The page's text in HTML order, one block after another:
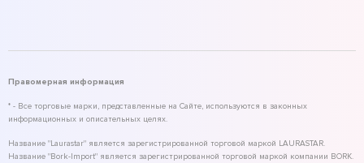
Правомерная информация
* - Все торговые марки, представленные на Сайте, используются в законных
информационных и описательных целях.
Название "Laurastar" является зарегистрированной торговой маркой LAURASTAR.
Название "Bork-Import" является зарегистрированной торговой маркой компании BORK.